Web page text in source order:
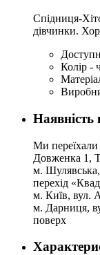
Спідниця-
дівчинки.
Колір -
Наявність
Ми переїхали
Довженка 1,
м.
перехід
м. Київ, вул.
м. Дарниця,
поверх